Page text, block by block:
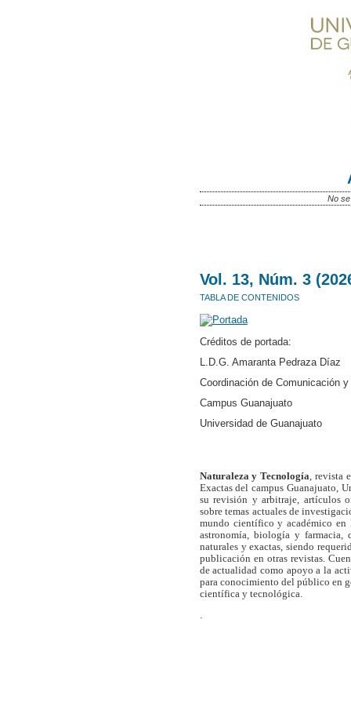
No
Vol. 13, Núm. 3
TABLA DE CONTENIDOS
Créditos de portada:
L.D.G. Amaranta Pedraza Díaz
Coordinación de Comunicación
Campus Guanajuato
Universidad de Guanajuato
Naturaleza y Tecnología , revista
Exactas del campus Guanajuato,
su revisión y arbitraje, artículos
sobre temas actuales de
mundo científico y académico en
astronomía, biología y farmacia,
naturales y exactas, siendo
publicación en otras revistas.
de actualidad como apoyo a la
para conocimiento del público en
científica y tecnológica.